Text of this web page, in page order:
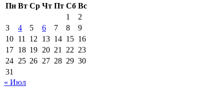
Пн Вт Ср Чт Пт Сб Вс
1
2
3
4 5 6 7 8
9
10 11 12 13 14 15 16
17 18 19 20 21 22 23
24 25 26 27 28 29 30
31
« Июл